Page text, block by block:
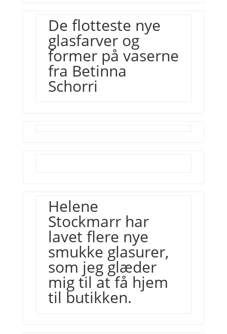
De flotteste nye
glasfarver og
former på vaserne
fra Betinna
Schorri
Helene
Stockmarrhar
lavet flere nye
smukke glasurer,
som jeg glæder
mig til at få hjem
til butikken.